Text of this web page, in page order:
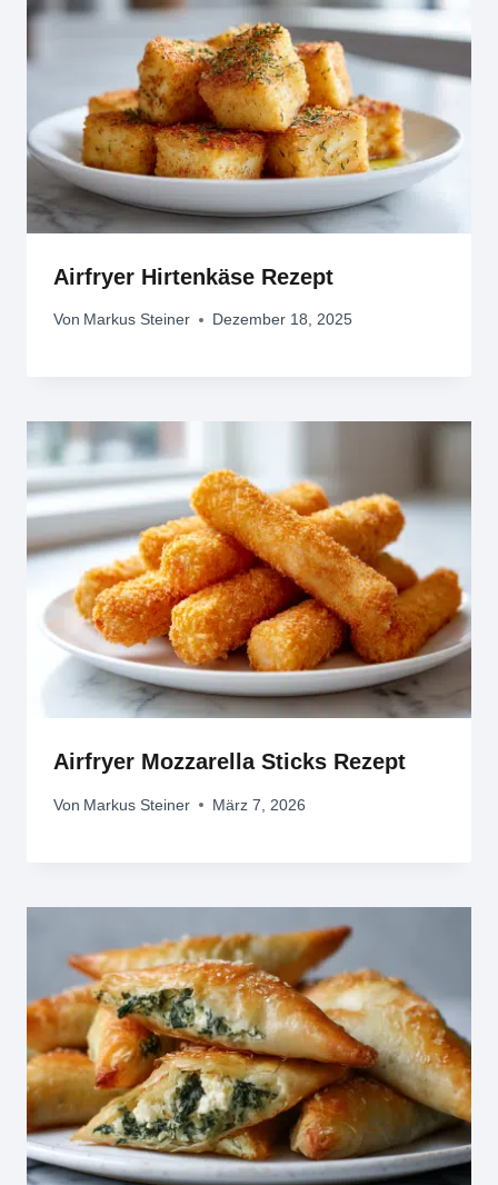
Airfryer Hirtenkäse Rezept
Von Markus Steiner Dezember 18, 2025
Airfryer Mozzarella Sticks Rezept
Von Markus Steiner März 7, 2026